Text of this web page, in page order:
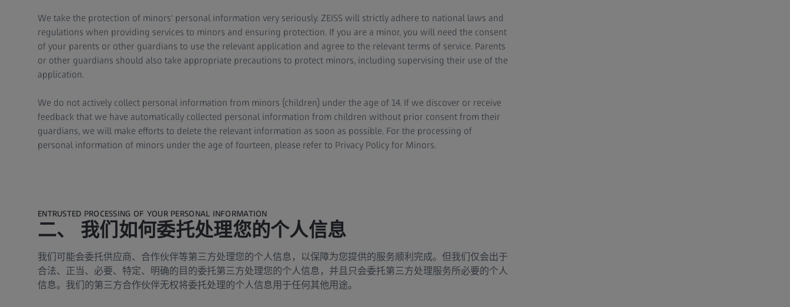
We take the protection of minors' personal information very seriously. ZEISS will strictly adhere to national laws and
regulations when providing services to minors and ensuring protection. If you are a minor, you will need the consent
of your parents or other guardians to use the relevant application and agree to the relevant terms of service. Parents
or other guardians should also take appropriate precautions to protect minors, including supervising their use of the
application.
We do not actively collect personal information from minors (children) under the age of 14. If we discover or receive
feedback that we have automatically collected personal information from children without prior consent from their
guardians, we will make efforts to delete the relevant information as soon as possible. For the processing of
personal information of minors under the age of fourteen, please refer to Privacy Policy for Minors.
ENTRUSTED PROCESSING OF YOUR PERSONAL INFORMATION
二、 我们如何委托处理您的个人信息
我们可能会委托供应商、合作伙伴等第三方处理您的个人信息，以保障为您提供的服务顺利完成。但我们仅会出于
合法、正当、必要、特定、明确的目的委托第三方处理您的个人信息，并且只会委托第三方处理服务所必要的个人
信息。我们的第三方合作伙伴无权将委托处理的个人信息用于任何其他用途。